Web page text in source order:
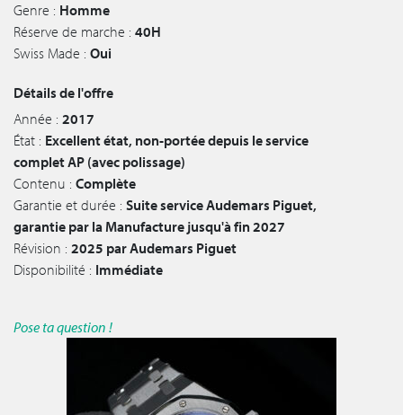
Genre : Homme
Réserve de marche : 40H
Swiss Made : Oui
Détails de l'offre
Année : 2017
État : Excellent état, non-portée depuis le service
complet AP (avec polissage)
Contenu : Complète
Garantie et durée : Suite service Audemars Piguet,
garantie par la Manufacture jusqu'à fin 2027
Révision : 2025 par Audemars Piguet
Disponibilité : Immédiate
Pose ta question !